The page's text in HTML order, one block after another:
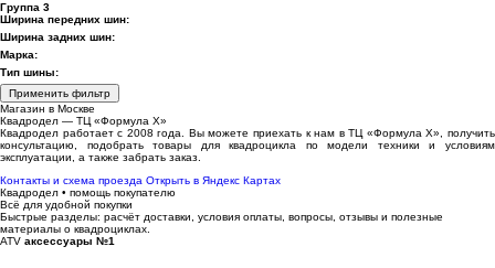
Группа 3
Ширина передних шин:
Ширина задних шин:
Марка:
Тип шины:
Применить фильтр
Магазин в Москве
Квадродел — ТЦ «Формула Х»
Квадродел работает с 2008 года. Вы можете приехать к нам в ТЦ «Формула Х», получить
консультацию, подобрать товары для квадроцикла по модели техники и условиям
эксплуатации, а также забрать заказ.
Контакты и схема проезда Открыть в Яндекс Картах
Квадродел • помощь покупателю
Всё для удобной покупки
Быстрые разделы: расчёт доставки, условия оплаты, вопросы, отзывы и полезные
материалы о квадроциклах.
ATV аксессуары №1